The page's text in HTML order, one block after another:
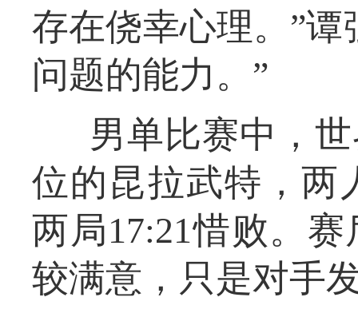
存在侥幸心理。”
问题的能力。”
男单比赛中，
位的昆拉武特，两
两局17:21惜败。
较满意，只是对手